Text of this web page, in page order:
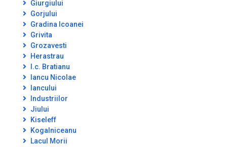
Giurgiului
Gorjului
Gradina Icoanei
Grivita
Grozavesti
Herastrau
I.c. Bratianu
Iancu Nicolae
Iancului
Industriilor
Jiului
Kiseleff
Kogalniceanu
Lacul Morii